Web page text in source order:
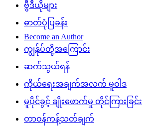
ဗွီဒီယိုများ
ဓာတ်ပုံပြခန်း
Become an Author
ကျွန်ုပ်တို့အကြောင်း
ဆက်သွယ်ရန်
ကိုယ်ရေးအချက်အလက် မူဝါဒ
မူပိုင်ခွင့် ချိုးဖောက်မှု တိုင်ကြားခြင်း
တာဝန်ကန့်သတ်ချက်